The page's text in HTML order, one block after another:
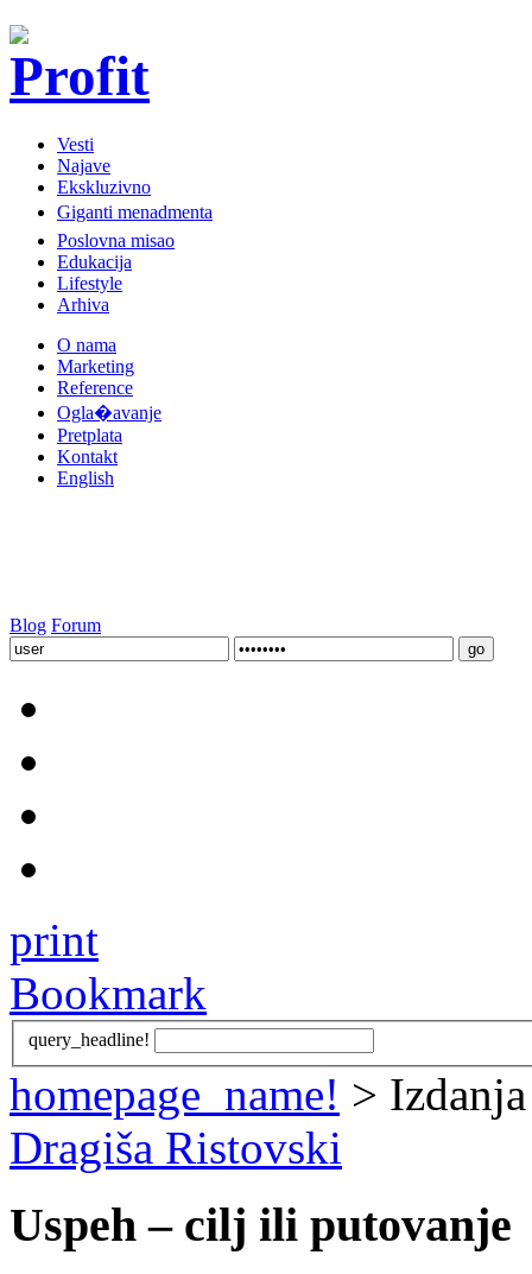
Vesti
Najave
Ekskluzivno
Giganti menadmenta
Poslovna misao
Edukacija
Lifestyle
Arhiva
O nama
Marketing
Reference
Ogla�avanje
Pretplata
Kontakt
English
Blog Forum
print
Bookmark
query_headline!
homepage_name! >
Dragiša Ristovski
Uspeh – cilj ili putovanje